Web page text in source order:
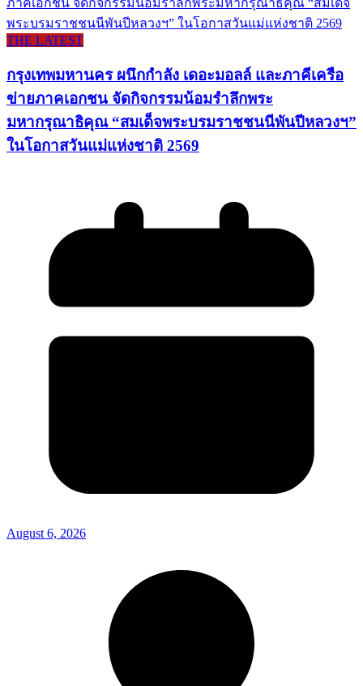
THE LATEST
กรุงเทพมหานคร ผนึกกำลัง เดอะมอลล์ และภาคีเครือ
ข่ายภาคเอกชน จัดกิจกรรมน้อมรำลึกพระ
มหากรุณาธิคุณ “สมเด็จพระบรมราชชนนีพันปีหลวงฯ”
ในโอกาสวันแม่แห่งชาติ 2569
August 6, 2026